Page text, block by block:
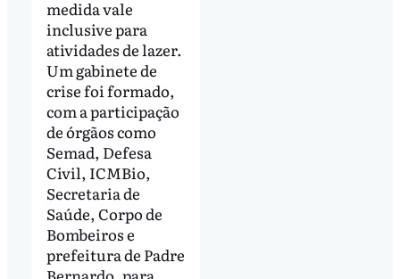
medida vale
inclusive para
atividades de lazer.
Um gabinete de
crise foi formado,
com a participação
de órgãos como
Semad, Defesa
Civil, ICMBio,
Secretaria de
Saúde, Corpo de
Bombeiros e
prefeitura de Padre